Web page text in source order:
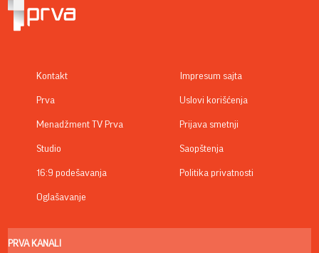
Kontakt
Prva
Menadžment TV Prva
Studio
16:9 podešavanja
Oglašavanje
Impresum sajta
Uslovi korišćenja
Prijava smetnji
Saopštenja
Politika privatnosti
PRVA KANALI